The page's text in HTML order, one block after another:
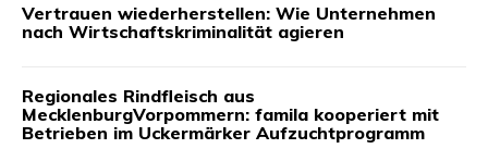
Vertrauen wiederherstellen: Wie Unternehmen
nach Wirtschaftskriminalität agieren
Regionales Rindfleisch aus
MecklenburgVorpommern: famila kooperiert mit
Betrieben im Uckermärker Aufzuchtprogramm